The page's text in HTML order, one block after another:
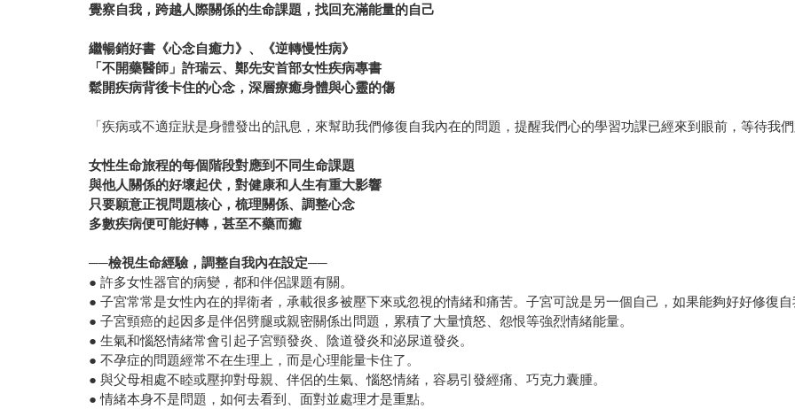
覺察自我，跨越人際關係的生命課題，找回充滿能量的自己
繼暢銷好書《心念自癒力》、《逆轉慢性病》
「不開藥醫師」許瑞云、鄭先安首部女性疾病專書
鬆開疾病背後卡住的心念，深層療癒身體與心靈的傷
「疾病或不適症狀是身體發出的訊息，來幫助我們修復自我內在的問題，提醒我們心的學習功課已經來到眼前，等待我
女性生命旅程的每個階段對應到不同生命課題
與他人關係的好壞起伏，對健康和人生有重大影響
只要願意正視問題核心，梳理關係、調整心念
多數疾病便可能好轉，甚至不藥而癒
──檢視生命經驗，調整自我內在設定──
● 許多女性器官的病變，都和伴侶課題有關。
● 子宮常常是女性內在的捍衛者，承載很多被壓下來或忽視的情緒和痛苦。子宮可說是另一個自己，如果能夠好好修復
● 子宮頸癌的起因多是伴侶劈腿或親密關係出問題，累積了大量憤怒、怨恨等強烈情緒能量。
● 生氣和惱怒情緒常會引起子宮頸發炎、陰道發炎和泌尿道發炎。
● 不孕症的問題經常不在生理上，而是心理能量卡住了。
● 與父母相處不睦或壓抑對母親、伴侶的生氣、惱怒情緒，容易引發經痛、巧克力囊腫。
● 情緒本身不是問題，如何去看到、面對並處理才是重點。